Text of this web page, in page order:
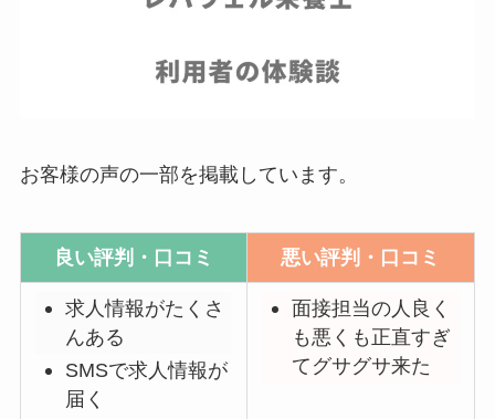
お客様の声の一部を掲載しています。
良い評判・口コミ 悪い評判・口コミ
求人情報がたくさ
んある
SMSで求人情報が
届く
面接担当の人良く
も悪くも正直すぎ
てグサグサ来た